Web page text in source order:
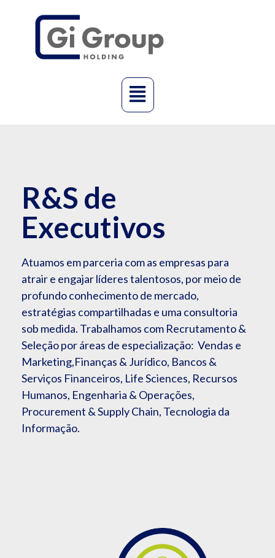
R&S de
Executivos
Atuamos em parceria com as empresas para
atrair e engajar líderes talentosos, por meio de
profundo conhecimento de mercado,
estratégias compartilhadas e uma consultoria
sob medida. Trabalhamos com Recrutamento &
Seleção por áreas de especialização: Vendas e
Marketing,Finanças & Jurídico, Bancos &
Serviços Financeiros, Life Sciences, Recursos
Humanos, Engenharia & Operações,
Procurement & Supply Chain, Tecnologia da
Informação.